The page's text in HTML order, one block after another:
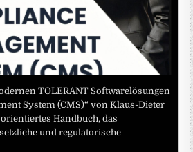
TOLERANT Softwarelösungen
System (CMS)“ von Klaus-Dieter
Handbuch, das
und regulatorische